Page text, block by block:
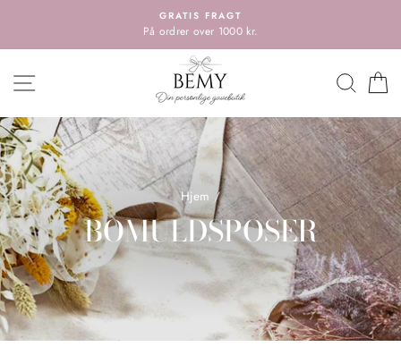
indholdet
GRATIS FRAGT
På ordrer over 1000 kr.
SØG
Hjem /
BOMULDSPOSER